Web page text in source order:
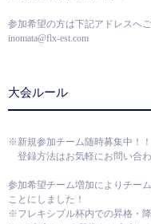
参加希望の方は下記アドレスへ
inomata@flx-est.com
大会ルール
※新規参加チーム随時募集中！！
登録方法はお気軽にお問い合わ
参加希望チーム増加によりチー
ことにしました！
※フレキシブル杯内での昇格・